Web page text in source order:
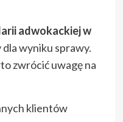
adwokackiejw
wyniku sprawy.
zwrócić uwagę na
klientów